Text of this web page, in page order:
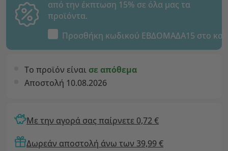
από την έκπτωση 15% σε όλα μας τα
προϊόντα.
Προσθήκη κωδικού ΕΒΔΟΜΑΔΑ15 στο
Το προϊόν είναι σε απόθεμα
Αποστολή 10.08.2026
Με την αγορά σας παίρνετε 0,72 €
Δωρεάν αποστολή άνω των 39,99 €